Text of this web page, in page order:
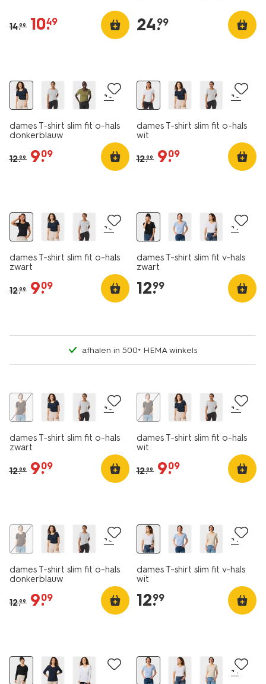
14.99 10.
49 24.
99
+5
dames T-shirt slim fit o-hals
donkerblauw
12.99 9.
09
+5
dames T-shirt slim fit o-hals
wit
12.99 9.
09
+5
dames T-shirt slim fit o-hals
zwart
12.99 9.
09
+1
dames T-shirt slim fit v-hals
zwart
12.
99
afhalen in 500+ HEMA winkels
+5
dames T-shirt slim fit o-hals
zwart
12.99 9.
09
essential
+5
dames T-shirt slim fit o-hals
wit
12.99 9.
09
+5
dames T-shirt slim fit o-hals
donkerblauw
12.99 9.
09
+1
dames T-shirt slim fit v-hals
wit
12.
99
+1